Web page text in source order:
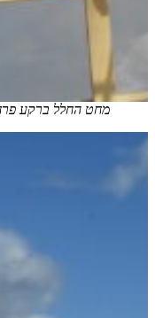
מחט החלל ברקע